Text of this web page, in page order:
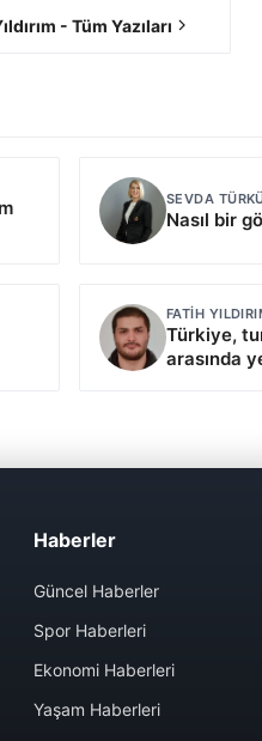
- Tüm Yazıları
SEVDA
Nasıl bir
FATIH
Türkiye,
arasında
Haberler
Güncel Haberler
Spor Haberleri
Ekonomi Haberleri
Yaşam Haberleri